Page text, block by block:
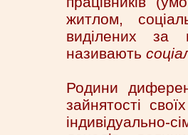
житлом,
виділених за
називають
Родини
зайнятості
індивідуально-